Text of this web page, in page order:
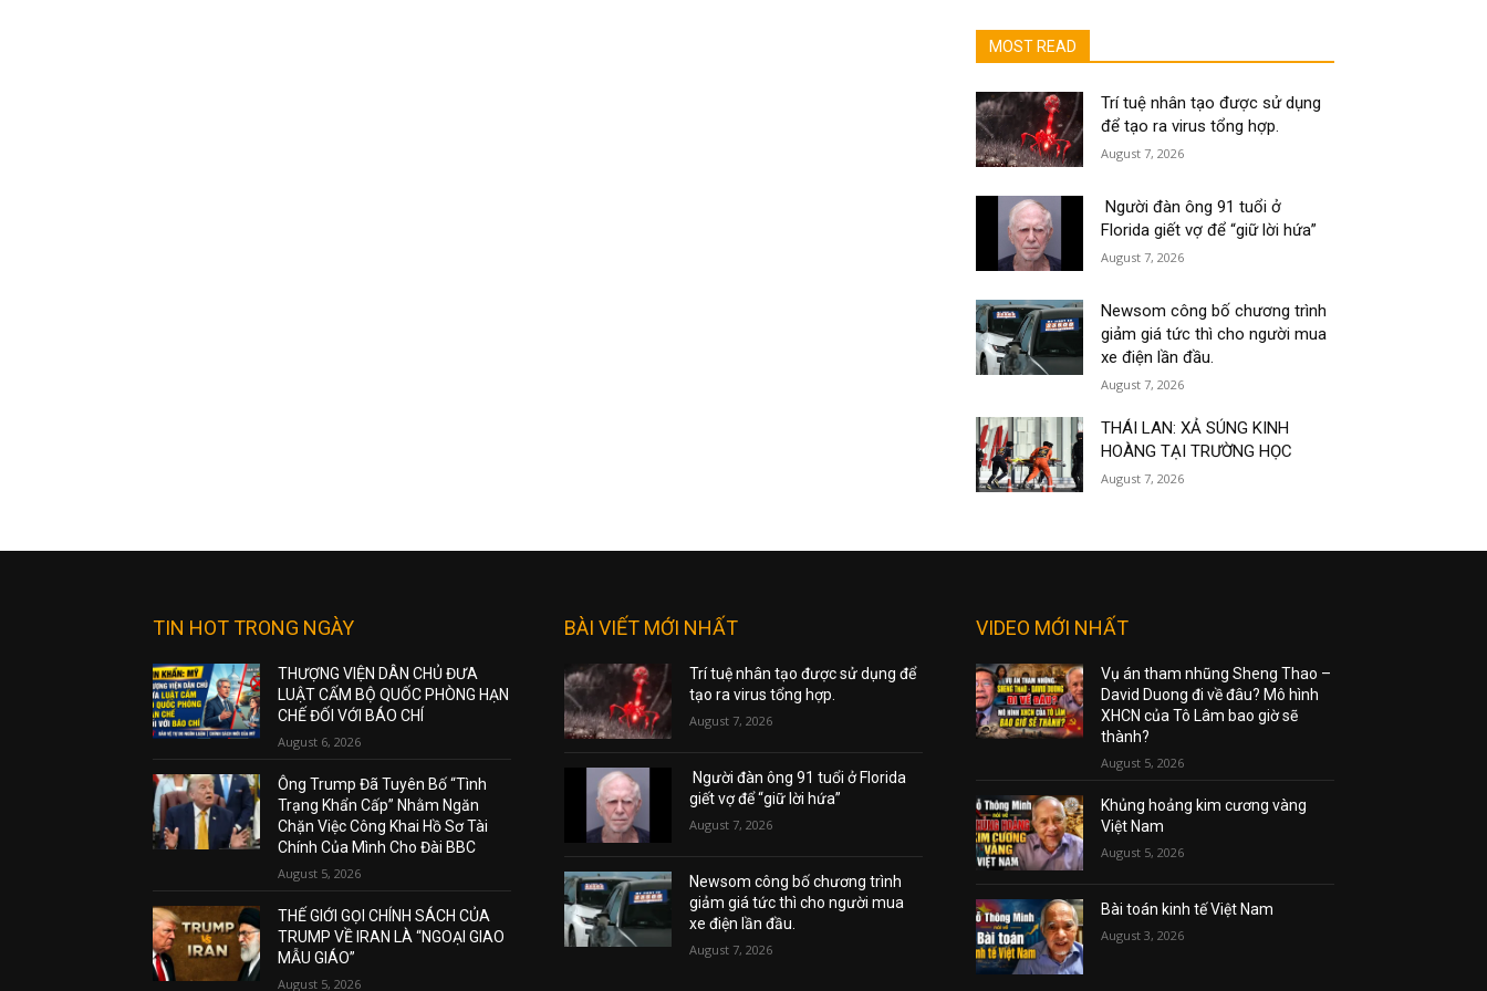
MOST READ
Trí tuệ nhân tạo được sử dụng
để tạo ra virus tổng hợp.
August 7, 2026
Người đàn ông 91 tuổi ở
Florida giết vợ để “giữ lời hứa”
August 7, 2026
Newsom công bố chương trình
giảm giá tức thì cho người mua
xe điện lần đầu.
August 7, 2026
THÁI LAN: XẢ SÚNG KINH
HOÀNG TẠI TRƯỜNG HỌC
August 7, 2026
TIN HOT TRONG NGÀY
THƯỢNG VIỆN DÂN CHỦ ĐƯA
LUẬT CẤM BỘ QUỐC PHÒNG HẠN
CHẾ ĐỐI VỚI BÁO CHÍ
August 6, 2026
Ông Trump Đã Tuyên Bố “Tình
Trạng Khẩn Cấp” Nhằm Ngăn
Chặn Việc Công Khai Hồ Sơ Tài
Chính Của Mình Cho Đài BBC
August 5, 2026
THẾ GIỚI GỌI CHÍNH SÁCH CỦA
TRUMP VỀ IRAN LÀ “NGOẠI GIAO
MẪU GIÁO”
August 5, 2026
BÀI VIẾT MỚI NHẤT
Trí tuệ nhân tạo được sử dụng để
tạo ra virus tổng hợp.
August 7, 2026
Người đàn ông 91 tuổi ở Florida
giết vợ để “giữ lời hứa”
August 7, 2026
Newsom công bố chương trình
giảm giá tức thì cho người mua
xe điện lần đầu.
August 7, 2026
VIDEO MỚI NHẤT
Vụ án tham nhũng Sheng Thao –
David Duong đi về đâu? Mô hình
XHCN của Tô Lâm bao giờ sẽ
thành?
August 5, 2026
Khủng hoảng kim cương vàng
Việt Nam
August 5, 2026
Bài toán kinh tế Việt Nam
August 3, 2026